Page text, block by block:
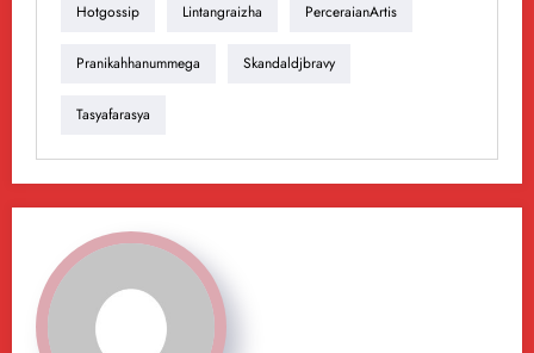
Hotgossip Lintangraizha PerceraianArtis
Pranikahhanummega Skandaldjbravy
Tasyafarasya